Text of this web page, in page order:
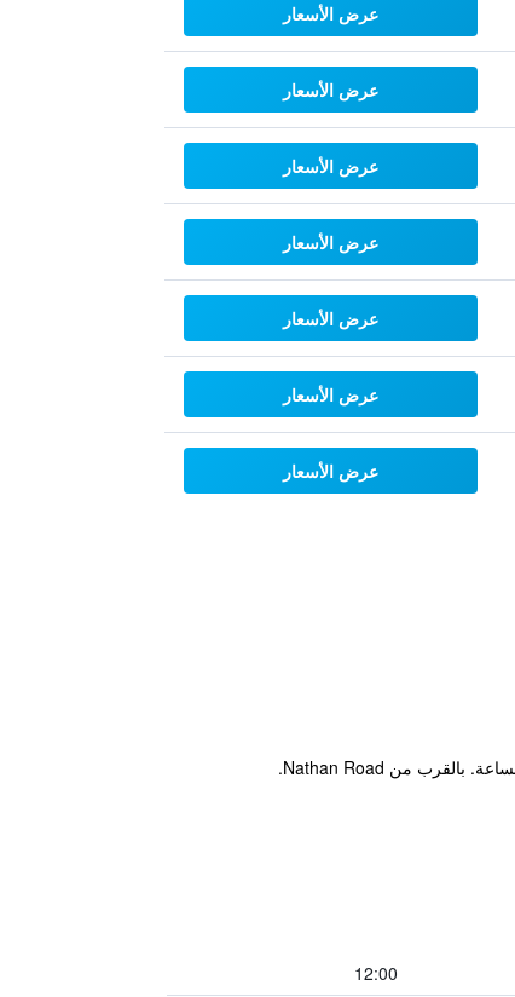
عرض الأسعار
عرض الأسعار
عرض الأسعار
عرض الأسعار
عرض الأسعار
عرض الأسعار
عرض الأسعار
12:00